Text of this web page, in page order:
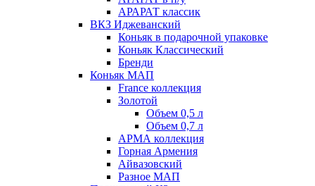
АРАРАТ классик
ВКЗ Иджеванский
Коньяк в подарочной упаковке
Коньяк Классический
Бренди
Коньяк МАП
France коллекция
Золотой
Объем 0,5 л
Объем 0,7 л
АРМА коллекция
Горная Армения
Айвазовский
Разное МАП